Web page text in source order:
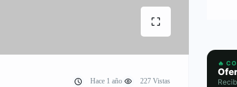
Hace 1 año 227 Vistas
🔥